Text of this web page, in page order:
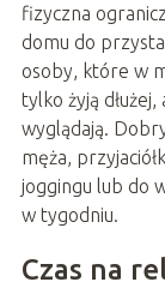
fizyczna
domu do
osoby, które w
tylko żyją
wyglądają.
męża,
joggingu lub do
w tygodniu.
Czas na